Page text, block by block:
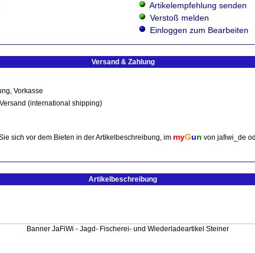
Artikelempfehlung senden
Verstoß melden
Einloggen zum Bearbeiten
Versand & Zahlung
Vorkasse
(international shipping)
sich vor dem Bieten in der Artikelbeschreibung, im myGun von jafiwi_de
Artikelbeschreibung